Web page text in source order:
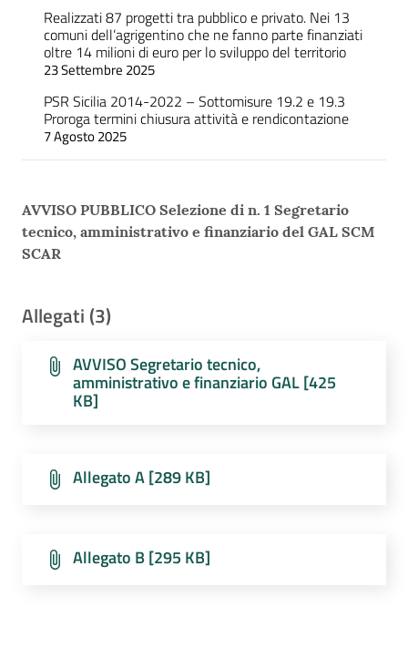
Realizzati 87 progetti tra pubblico e privato. Nei 13
comuni dell’agrigentino che ne fanno parte finanziati
oltre 14 milioni di euro per lo sviluppo del territorio
23 Settembre 2025
PSR Sicilia 2014-2022 – Sottomisure 19.2 e 19.3
Proroga termini chiusura attività e rendicontazione
7 Agosto 2025
AVVISO PUBBLICO Selezione di n. 1 Segretario
tecnico, amministrativo e finanziario del GAL SCM
SCAR
Allegati (3)
AVVISO Segretario tecnico,
amministrativo e finanziario GAL [425
KB]
Allegato A [289 KB]
Allegato B [295 KB]